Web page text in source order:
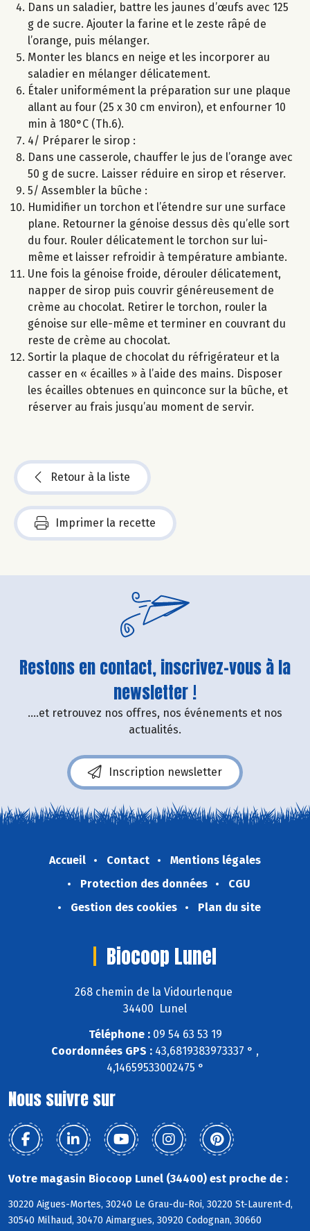
Dans un saladier, battre les jaunes d’œufs avec 125
g de sucre. Ajouter la farine et le zeste râpé de
l’orange, puis mélanger.
Monter les blancs en neige et les incorporer au
saladier en mélanger délicatement.
Étaler uniformément la préparation sur une plaque
allant au four (25 x 30 cm environ), et enfourner 10
min à 180°C (Th.6).
4/ Préparer le sirop :
Dans une casserole, chauffer le jus de l’orange avec
50 g de sucre. Laisser réduire en sirop et réserver.
5/ Assembler la bûche :
Humidifier un torchon et l’étendre sur une surface
plane. Retourner la génoise dessus dès qu’elle sort
du four. Rouler délicatement le torchon sur lui-
même et laisser refroidir à température ambiante.
Une fois la génoise froide, dérouler délicatement,
napper de sirop puis couvrir généreusement de
crème au chocolat. Retirer le torchon, rouler la
génoise sur elle-même et terminer en couvrant du
reste de crème au chocolat.
Sortir la plaque de chocolat du réfrigérateur et la
casser en « écailles » à l’aide des mains. Disposer
les écailles obtenues en quinconce sur la bûche, et
réserver au frais jusqu’au moment de servir.
Retour à la liste
Imprimer la recette
Restons en contact, inscrivez-vous à la
newsletter !
....et retrouvez nos offres, nos événements et nos
actualités.
Inscription newsletter
Accueil Contact
Mentions légales
Protection des données
CGU
Gestion des cookies
Plan du site
Biocoop Lunel
268 chemin de la Vidourlenque
34400 Lunel
Téléphone :09 54 63 53 19
Coordonnées GPS : 43,6819383973337 ° ,
4,14659533002475 °
Nous suivre sur
Votre magasin Biocoop Lunel (34400) est proche de :
30220 Aigues-Mortes, 30240 Le Grau-du-Roi, 30220 St-Laurent-d,
30540 Milhaud, 30470 Aimargues, 30920 Codognan, 30660